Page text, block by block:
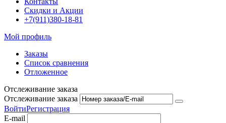
Скидки и Акции
+7(911)380-18-81
Мой профиль
Заказы
Список сравнения
Отложенное
Отслеживание заказа
Отслеживание заказа
ВойтиРегистрация
E-mail